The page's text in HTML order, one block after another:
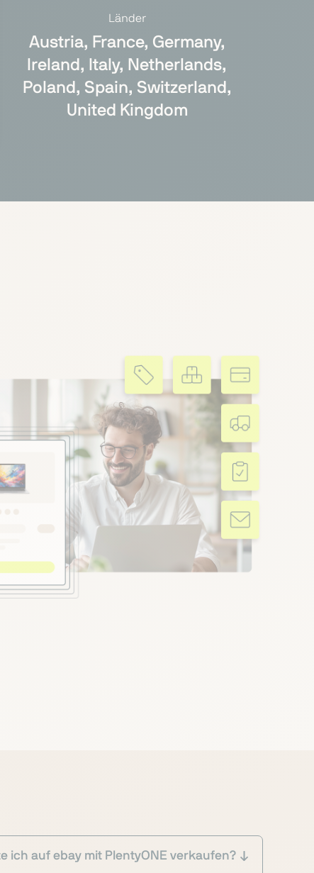
Länder
Austria, France, Germany,
Ireland, Italy, Netherlands,
Poland, Spain, Switzerland,
United Kingdom
ich auf ebay mit PlentyONE verkaufen?